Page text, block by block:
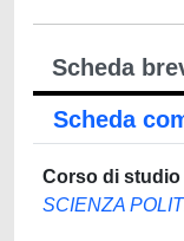
Scheda
Scheda
Corso di studio
SCIENZA